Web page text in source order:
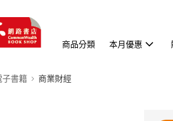
商品分類 本月優惠
子書籍 商業財經